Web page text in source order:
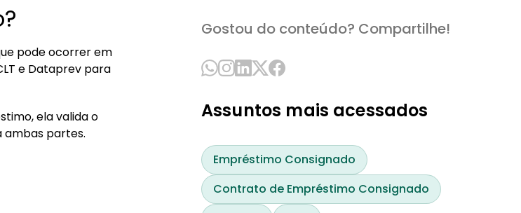
pode ocorrer em
e Dataprev para
ela valida o
partes.
Gostou do conteúdo? Compartilhe!
Assuntos mais acessados
Empréstimo Consignado
Contrato de Empréstimo Consignado